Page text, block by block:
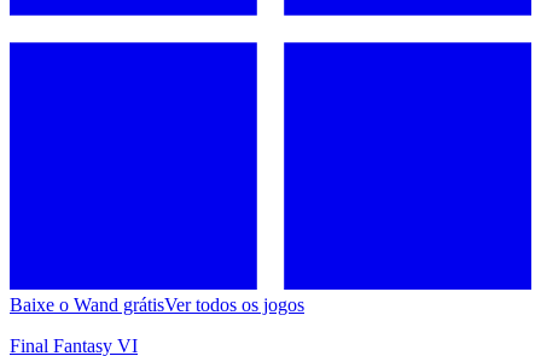
Baixe o Wand grátisVer todos os jogos
Final Fantasy VI